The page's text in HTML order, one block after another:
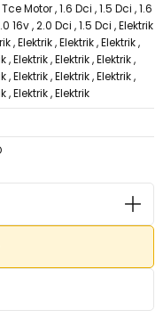
Motor ,1.6 Dci ,1.5 Dci ,1.6
16v ,2.0 Dci ,1.5 Dci ,Elektrik
,Elektrik ,Elektrik ,Elektrik ,
,Elektrik ,Elektrik ,Elektrik ,
,Elektrik ,Elektrik ,Elektrik ,
,Elektrik ,Elektrik